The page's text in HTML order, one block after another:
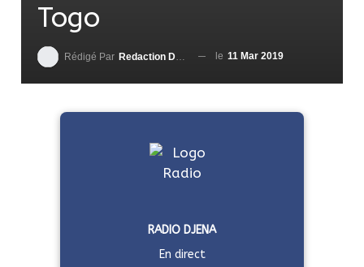
Togo
Rédigé Par Redaction DjenaSport le 11 Mar 2019
RADIO DJENA
En direct